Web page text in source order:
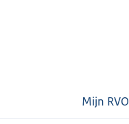
Mijn RVO